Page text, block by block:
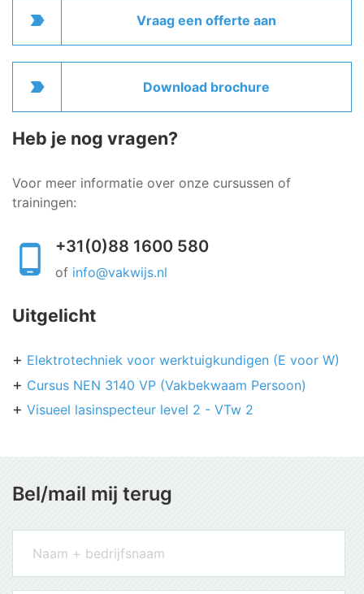
label_important Vraag een offerte aan
label_important Download brochure
Heb je nog vragen?
Voor meer informatie over onze cursussen of
trainingen:
+31(0)88 1600 580
of info@vakwijs.nl
Uitgelicht
Elektrotechniek voor werktuigkundigen (E voor W)
Cursus NEN 3140 VP (Vakbekwaam Persoon)
Visueel lasinspecteur level 2 - VTw 2
Bel/mail mij terug